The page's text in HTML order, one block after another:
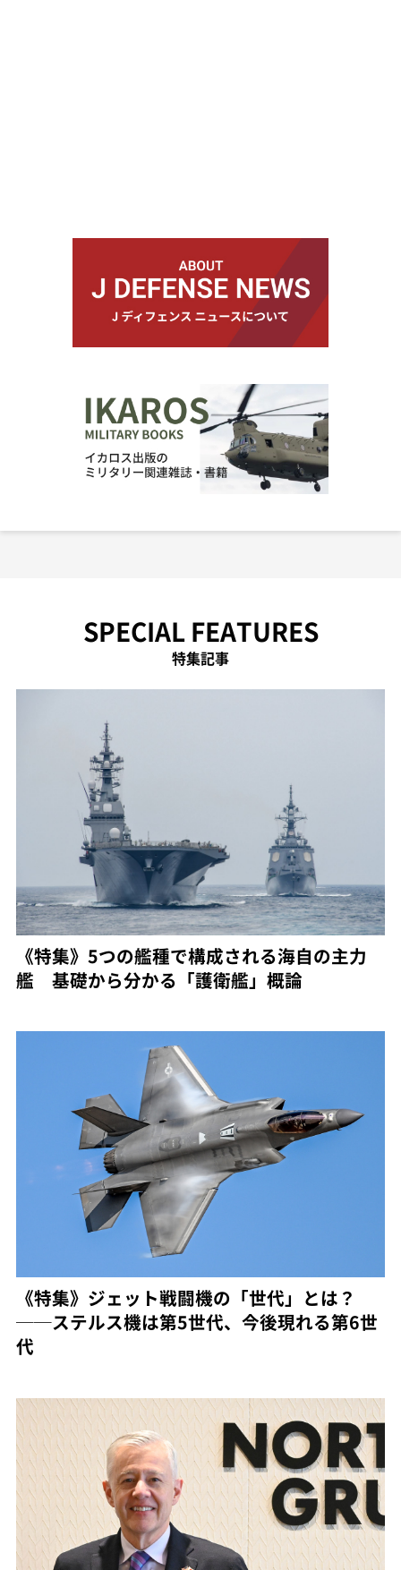
SPECIAL FEATURES
特集記事
《特集》5つの艦種で構成される海自の主力
艦 基礎から分かる「護衛艦」概論
《特集》ジェット戦闘機の「世代」とは？
──ステルス機は第5世代、今後現れる第6世
代